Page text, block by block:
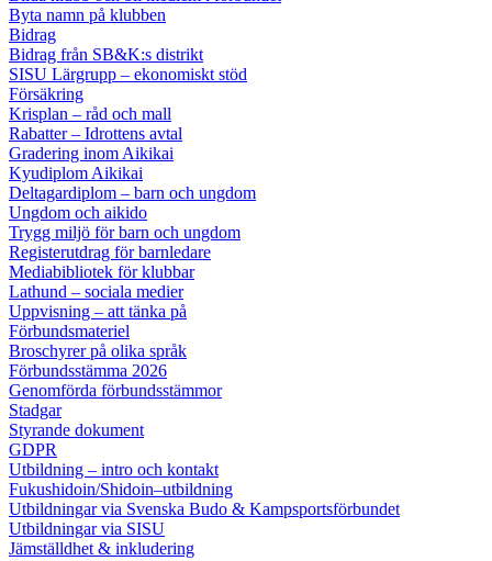
Byta namn på klubben
Bidrag
Bidrag från SB&K:s distrikt
SISU Lärgrupp – ekonomiskt stöd
Försäkring
Krisplan – råd och mall
Rabatter – Idrottens avtal
Gradering inom Aikikai
Kyudiplom Aikikai
Deltagardiplom – barn och ungdom
Ungdom och aikido
Trygg miljö för barn och ungdom
Registerutdrag för barnledare
Mediabibliotek för klubbar
Lathund – sociala medier
Uppvisning – att tänka på
Förbundsmateriel
Broschyrer på olika språk
Förbundsstämma 2026
Genomförda förbundsstämmor
Stadgar
Styrande dokument
GDPR
Utbildning – intro och kontakt
Fukushidoin/Shidoin–utbildning
Utbildningar via Svenska Budo & Kampsportsförbundet
Utbildningar via SISU
Jämställdhet & inkludering